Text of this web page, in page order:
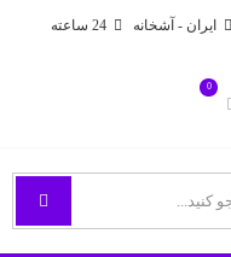
ایران - آشخانه
0
مندی